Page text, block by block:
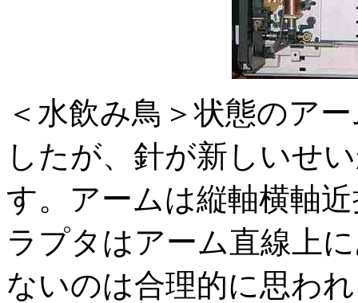
＜水飲み鳥＞状態のア
したが、針が新しいせ
す。アームは縦軸横軸
ラプタはアーム直線上
ないのは合理的に思わ